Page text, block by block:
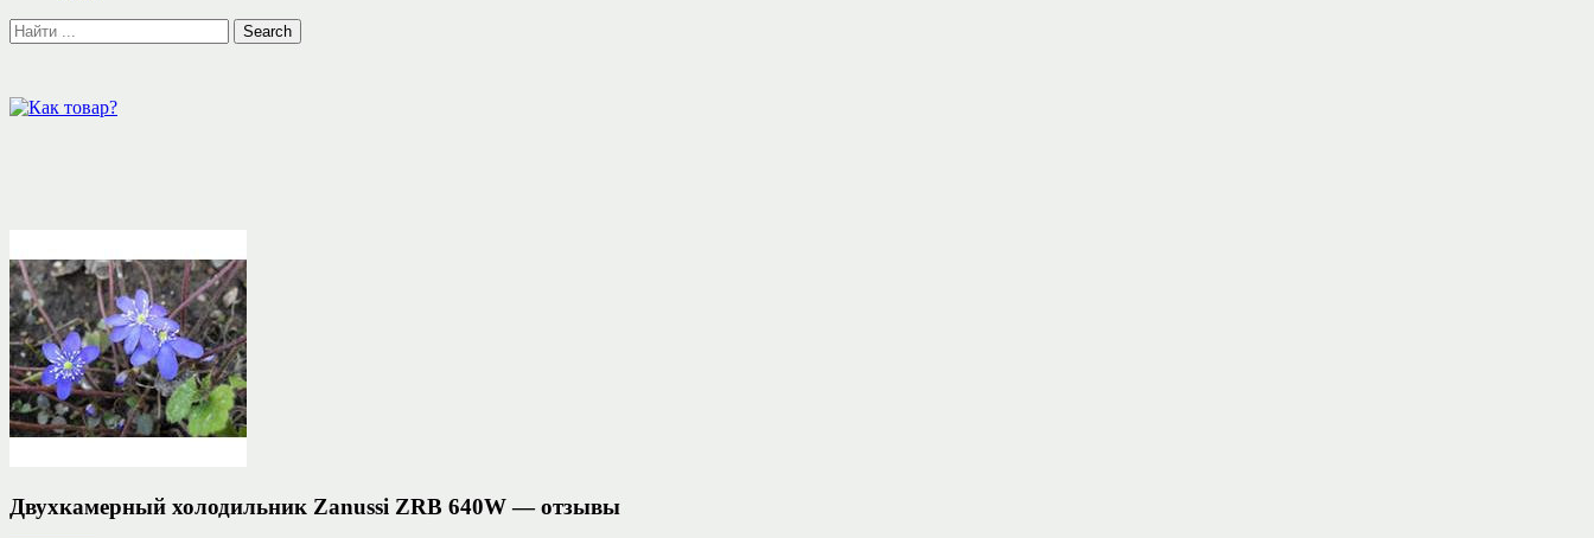
Двухкамерный холодильник Zanussi ZRB 640W — отзывы